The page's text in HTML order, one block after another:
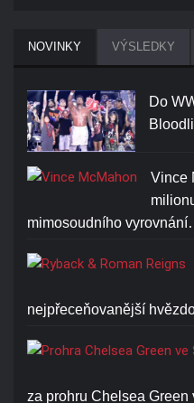
NOVINKY VÝSLEDKY
Do
Vince
mimosoudního
nejpřeceňovanější
za prohru Chelsea